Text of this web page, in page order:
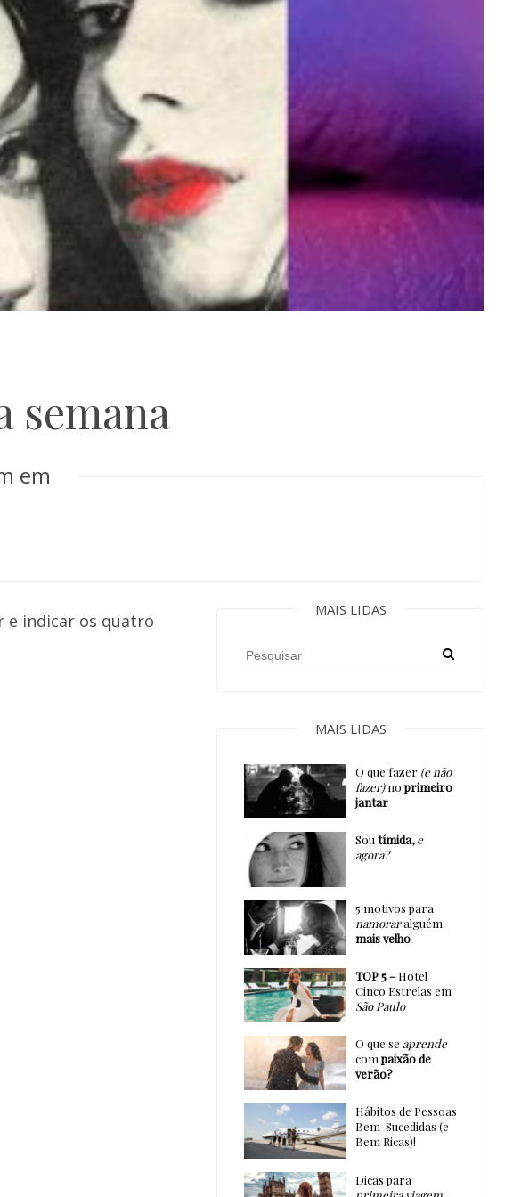
semana
em
e indicar os quatro
MAIS LIDAS
MAIS LIDAS
O que fazer (e não
fazer)noprimeiro
jantar
Sou tímida, e
agora?
5 motivos para
namoraralguém
mais velho
TOP 5 –Hotel
Cinco Estrelas em
São Paulo
O que se aprende
compaixão de
verão?
Hábitos de Pessoas
Bem-Sucedidas (e
Bem Ricas)!
Dicas para